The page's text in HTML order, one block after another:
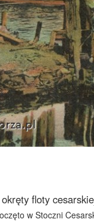
floty
w Stoczni